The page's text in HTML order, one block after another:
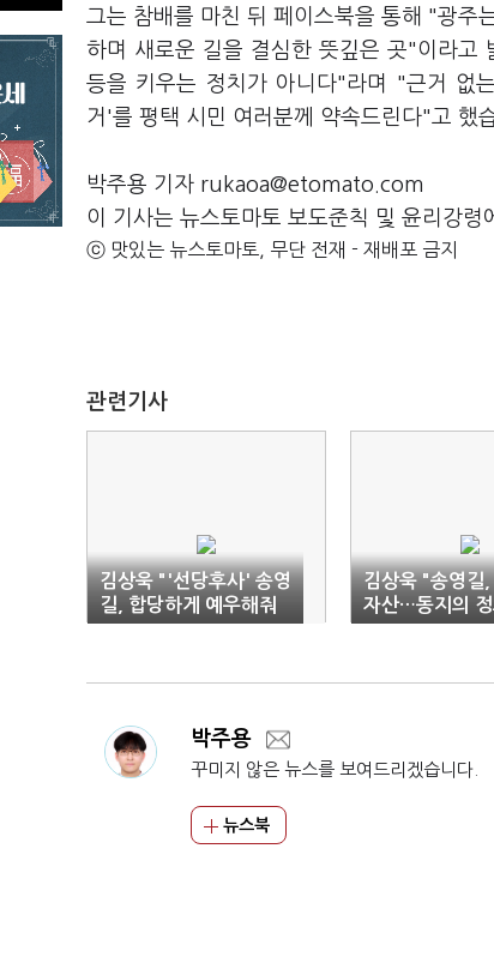
그는 참배를 마친 뒤 페이스북을 통해 "광주
하며 새로운 길을 결심한 뜻깊은 곳"이라
등을 키우는 정치가 아니다"라며 "근거 없
거'를 평택 시민 여러분께 약속드린다"고 했
박주용 기자 rukaoa@etomato.com
이 기사는 뉴스토마토 보도준칙 및 윤리강령
ⓒ 맛있는 뉴스토마토, 무단 전재 - 재배포 금지
관련기사
김상욱 "'선당후사' 송영
길, 합당하게 예우해줘
야"
김상욱 "송영길,
자산…동지의 정
우해야"
박주용
꾸미지 않은 뉴스를 보여드리겠습니다.
뉴스북